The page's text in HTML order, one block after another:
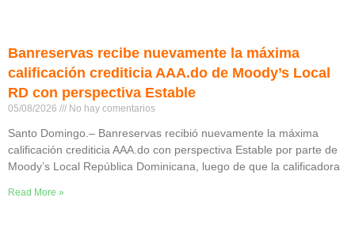
Banreservas recibe nuevamente la máxima
calificación crediticia AAA.do de Moody’s Local
RD con perspectiva Estable
05/08/2026 No hay comentarios
Santo Domingo.– Banreservas recibió nuevamente la máxima
calificación crediticia AAA.do con perspectiva Estable por parte de
Moody’s Local República Dominicana, luego de que la calificadora
Read More »